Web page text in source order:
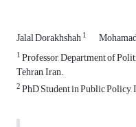
Jalal Dorakhshah1
1Professor, Department of
Tehran, Iran.
2PhD Student in Public